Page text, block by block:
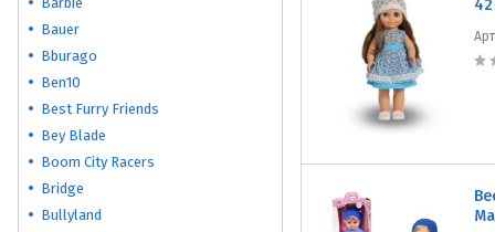
Bauer
Bburago
Ben10
Best Furry Friends
Bey Blade
Boom City Racers
Bridge
Bullyland